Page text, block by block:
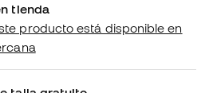
tienda
producto está disponible en